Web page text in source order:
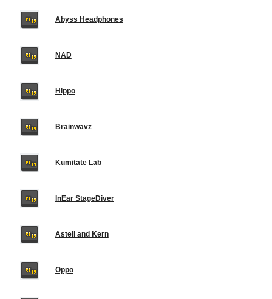
Abyss Headphones
NAD
Hippo
Brainwavz
Kumitate Lab
InEar StageDiver
Astell and Kern
Oppo